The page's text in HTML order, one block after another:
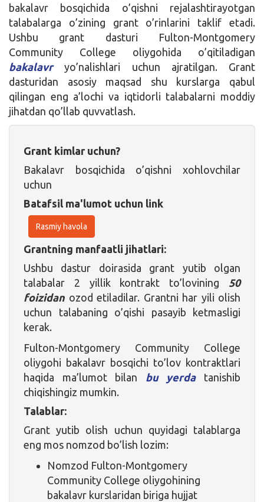
bakalavr bosqichida o’qishni rejalashtirayotgan
talabalarga o’zining grant o’rinlarini taklif etadi.
Ushbu grant dasturi Fulton-Montgomery
Community College oliygohida o’qitiladigan
bakalavryo’nalishlari uchun ajratilgan. Grant
dasturidan asosiy maqsad shu kurslarga qabul
qilingan eng a’lochi va iqtidorli talabalarni moddiy
jihatdan qo’llab quvvatlash.
Grant kimlar uchun?
Bakalavr bosqichida o’qishni xohlovchilar
uchun
Batafsil ma'lumot uchun link
Rasmiy havola
Grantning manfaatli jihatlari:
Ushbu dastur doirasida grant yutib olgan
talabalar 2 yillik kontrakt to’lovining 50
foizidan ozod etiladilar. Grantni har yili olish
uchun talabaning o’qishi pasayib ketmasligi
kerak.
Fulton-Montgomery Community College
oliygohi bakalavr bosqichi to’lov kontraktlari
haqida ma’lumot bilan bu yerdatanishib
chiqishingiz mumkin.
Talablar:
Grant yutib olish uchun quyidagi talablarga
eng mos nomzod bo’lish lozim:
Nomzod Fulton-Montgomery
Community College oliygohining
bakalavr kurslaridan biriga hujjat